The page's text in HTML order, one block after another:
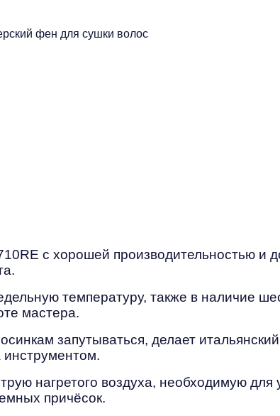
с хорошей производительностью и
температуру, также в наличие
мастера.
запутываться, делает
нагретого воздуха, необходимую для
причёсок.